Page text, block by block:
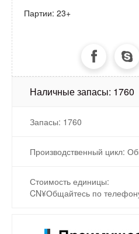
Партии: 23+
Наличные запасы: 1760
Запасы: 1760
Производственный цикл:
Стоимость единицы:
CN¥Общайтесь по